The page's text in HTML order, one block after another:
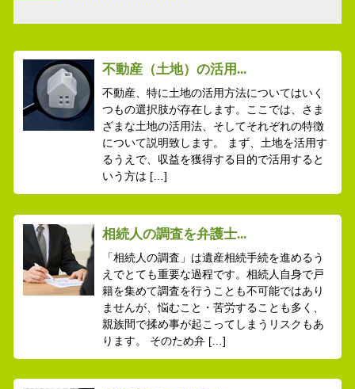
不動産（土地）の活用...
不動産、特に土地の活用方法についてはいく
つもの選択肢が存在します。ここでは、さま
ざまな土地の活用法、そしてそれぞれの特徴
について説明致します。 まず、土地を活用す
るうえで、収益を獲得する目的で活用すると
いう方は […]
相続人の調査を弁護士...
「相続人の調査」は遺産相続手続を進めるう
えでとても重要な過程です。相続人自身で戸
籍を集めて調査を行うことも不可能ではあり
ませんが、悩むこと・苦労することも多く、
親族間で揉め事が起こってしまうリスクもあ
ります。 そのため弁 […]